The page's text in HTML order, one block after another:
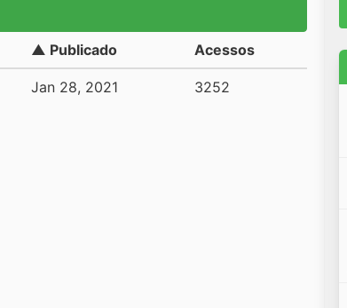
▲ Publicado Acessos
Jan 28, 2021 3252